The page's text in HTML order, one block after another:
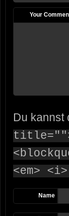
Your
Du kannst
<em>
Name